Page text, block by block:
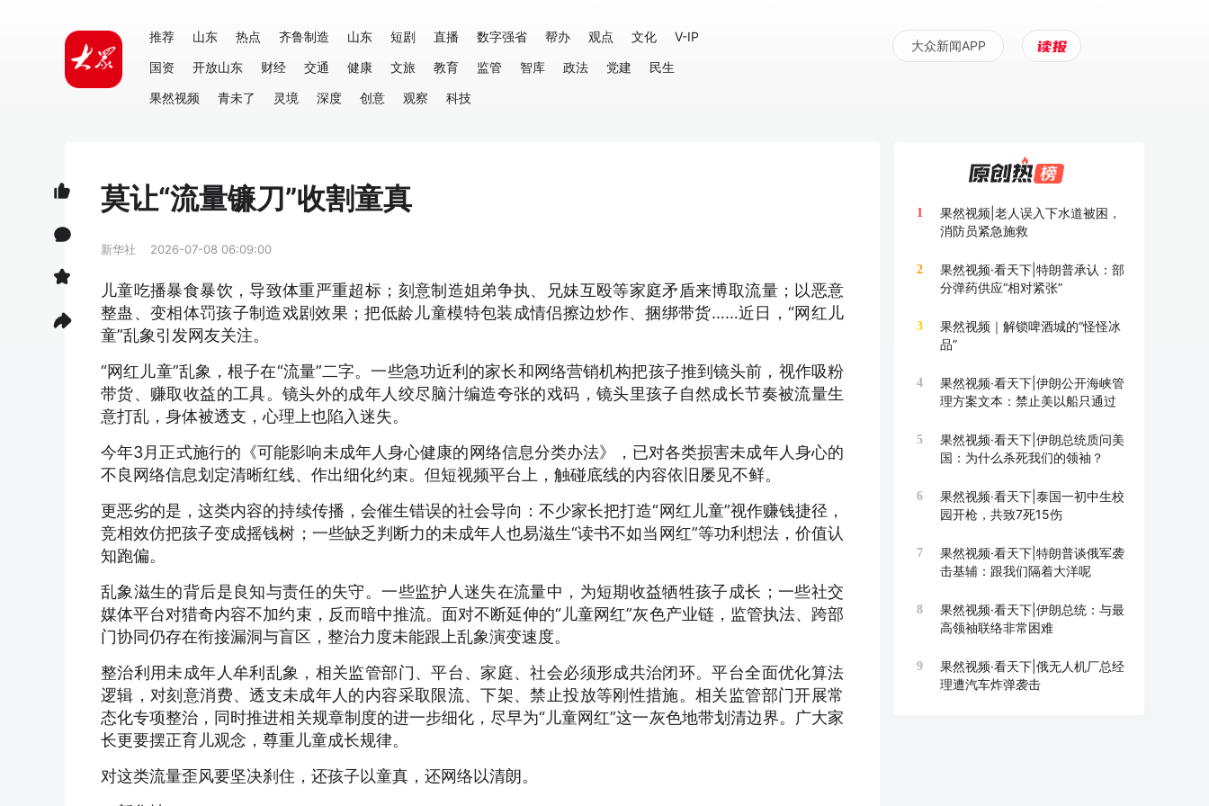
推荐 山东 热点 齐鲁制造 山东 短剧 直播 数字强省 帮办 观点 文化
V-IP
国资
开放山东 财经 交通 健康 文旅 教育 监管 智库 政法 党建
民生
果然视频
青未了 灵境 深度 创意 观察 科技
大众新闻APP
莫让“流量镰刀”收割童真
新华社 2026-07-08 06:09:00
儿童吃播暴食暴饮，导致体重严重超标；刻意制造姐弟争执、兄妹互殴等家庭矛盾来博取流量；以恶意
整蛊、变相体罚孩子制造戏剧效果；把低龄儿童模特包装成情侣擦边炒作、捆绑带货……近日，“网红儿
童”乱象引发网友关注。
“网红儿童”乱象，根子在“流量”二字。一些急功近利的家长和网络营销机构把孩子推到镜头前，视作吸粉
带货、赚取收益的工具。镜头外的成年人绞尽脑汁编造夸张的戏码，镜头里孩子自然成长节奏被流量生
意打乱，身体被透支，心理上也陷入迷失。
今年3月正式施行的《可能影响未成年人身心健康的网络信息分类办法》，已对各类损害未成年人身心的
不良网络信息划定清晰红线、作出细化约束。但短视频平台上，触碰底线的内容依旧屡见不鲜。
更恶劣的是，这类内容的持续传播，会催生错误的社会导向：不少家长把打造“网红儿童”视作赚钱捷径，
竞相效仿把孩子变成摇钱树；一些缺乏判断力的未成年人也易滋生“读书不如当网红”等功利想法，价值认
知跑偏。
乱象滋生的背后是良知与责任的失守。一些监护人迷失在流量中，为短期收益牺牲孩子成长；一些社交
媒体平台对猎奇内容不加约束，反而暗中推流。面对不断延伸的“儿童网红”灰色产业链，监管执法、跨部
门协同仍存在衔接漏洞与盲区，整治力度未能跟上乱象演变速度。
整治利用未成年人牟利乱象，相关监管部门、平台、家庭、社会必须形成共治闭环。平台全面优化算法
逻辑，对刻意消费、透支未成年人的内容采取限流、下架、禁止投放等刚性措施。相关监管部门开展常
态化专项整治，同时推进相关规章制度的进一步细化，尽早为“儿童网红”这一灰色地带划清边界。广大家
长更要摆正育儿观念，尊重儿童成长规律。
对这类流量歪风要坚决刹住，还孩子以童真，还网络以清朗。
1
果然视频|老人误入下水道被困，
消防员紧急施救
2
果然视频·看天下|特朗普承认：部
分弹药供应“相对紧张”
3
果然视频｜解锁啤酒城的“怪怪冰
品”
4
果然视频·看天下|伊朗公开海峡管
理方案文本：禁止美以船只通过
5
果然视频·看天下|伊朗总统质问美
国：为什么杀死我们的领袖？
6
果然视频·看天下|泰国一初中生校
园开枪，共致7死15伤
7
果然视频·看天下|特朗普谈俄军袭
击基辅：跟我们隔着大洋呢
8
果然视频·看天下|伊朗总统：与最
高领袖联络非常困难
9
果然视频·看天下|俄无人机厂总经
理遭汽车炸弹袭击